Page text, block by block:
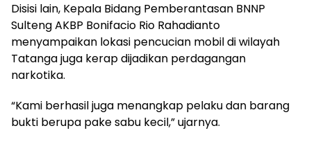
Disisi lain, Kepala Bidang Pemberantasan BNNP
Sulteng AKBP Bonifacio Rio Rahadianto
menyampaikan lokasi pencucian mobil di wilayah
Tatanga juga kerap dijadikan perdagangan
narkotika.
“Kami berhasil juga menangkap pelaku dan barang
bukti berupa pake sabu kecil,” ujarnya.